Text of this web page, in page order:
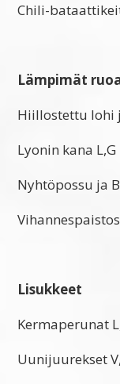
Chili-
Lämpimät
Hiillostettu lohi
Lyonin kana L,G
Nyhtöpossu ja
Lisukkeet
Kermaperunat
Uunijuurekset